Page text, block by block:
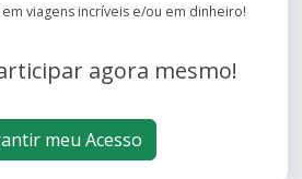
viagens incríveis e/ou em dinheiro!
agora mesmo!
meu Acesso